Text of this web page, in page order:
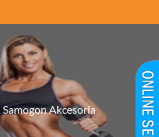
Samogon Akcesoria